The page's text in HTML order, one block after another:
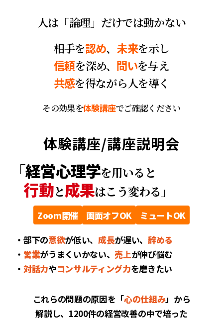
人は「論理」だけでは動かない
相手を認め、 未来を示し
信頼を深め、 問いを与え
共感を得ながら人を導く
その効果を体験講座でご確認ください
体験講座/講座説明会
「経営心理学を用いると
行動と成果はこう変わる」
Zoom開催 画面オフOK
ミュートOK
・部下の意欲が低い、 成長が遅い、 辞める
・ 営業がうまくいかない、 売上が伸び悩む
・ 対話力やコンサルティング力を磨きたい
これらの問題の原因を「心の仕組み」から
解説し、1200件の経営改善の中で培った